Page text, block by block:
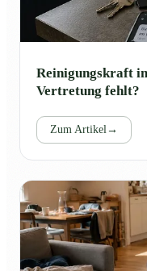
Reinigungskraft
Vertretung fehlt?
Zum Artikel→